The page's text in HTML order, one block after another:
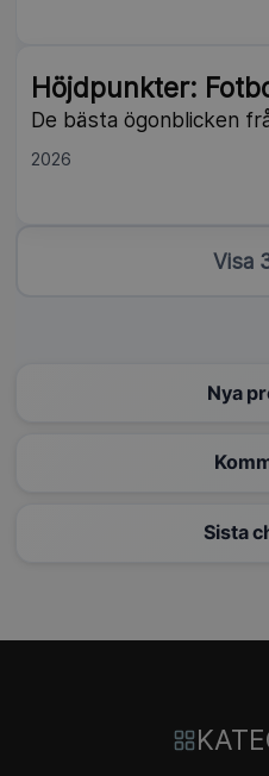
Höjdpunkter:
De bästa ögonblicken
2026
Visa
Nya
Sista